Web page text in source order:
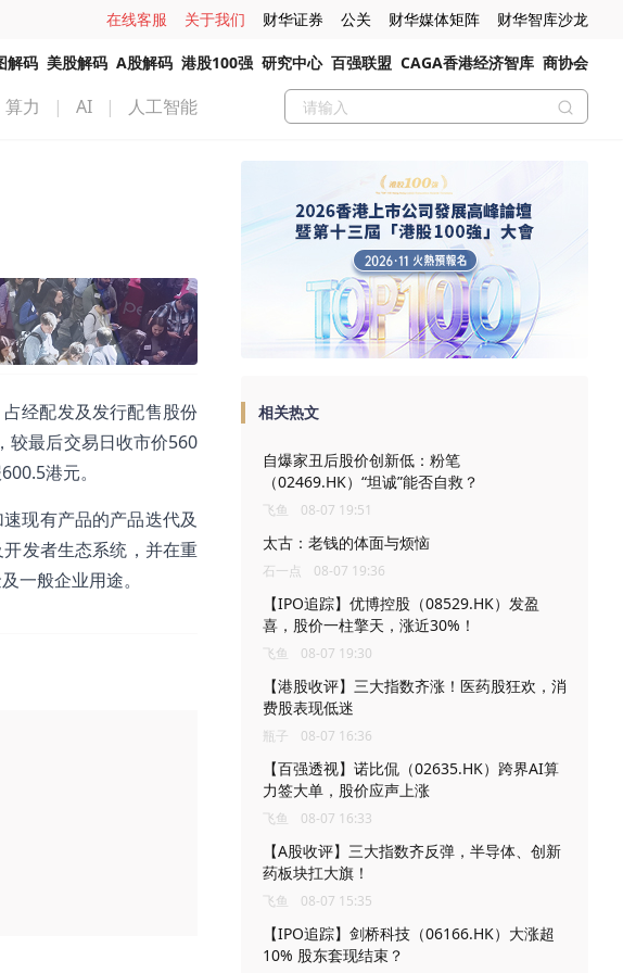
在线客服 关于我们 财华证券 公关 财华媒体矩阵 财华智库沙龙
解码 美股解码 A股解码 港股100强 研究中心 百强联盟 CAGA香港经济智库 商协会
算力 | AI | 人工智能
经配发及发行配售股份
较最后交易日收市价560
港元。
现有产品的产品迭代及
发者生态系统，并在重
一般企业用途。
相关热文
自爆家丑后股价创新低：粉笔
（02469.HK）“坦诚”能否自救？
飞鱼 08-07 19:51
太古：老钱的体面与烦恼
石一点 08-07 19:36
【IPO追踪】优博控股（08529.HK）发盈
喜，股价一柱擎天，涨近30%！
飞鱼 08-07 19:30
【港股收评】三大指数齐涨！医药股狂欢，消
费股表现低迷
瓶子 08-07 16:36
【百强透视】诺比侃（02635.HK）跨界AI算
力签大单，股价应声上涨
飞鱼 08-07 16:33
【A股收评】三大指数齐反弹，半导体、创新
药板块扛大旗！
飞鱼 08-07 15:35
【IPO追踪】剑桥科技（06166.HK）大涨超
10% 股东套现结束？